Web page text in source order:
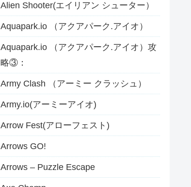
Alien Shooter(エイリアン シューター）
Aquapark.io （アクアパーク.アイオ）
Aquapark.io （アクアパーク.アイオ）攻
略③：
Army Clash （アーミー クラッシュ）
Army.io(アーミーアイオ)
Arrow Fest(アローフェスト)
Arrows GO!
Arrows – Puzzle Escape